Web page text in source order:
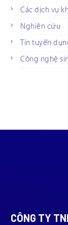
Các dịch vụ
Nghiên cứu
Tin tuyển
Công nghệ
CÔNG TY